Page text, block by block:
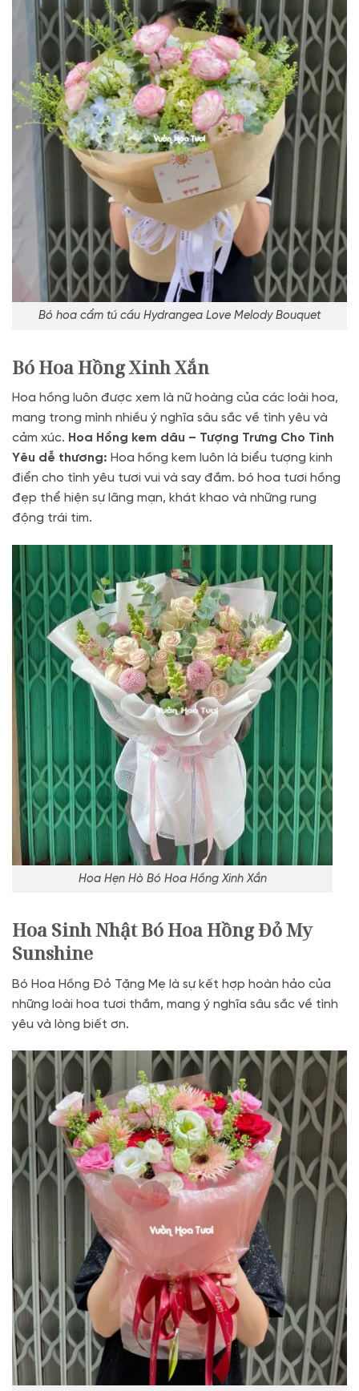
Bó hoa cẩm tú cầu Hydrangea Love Melody Bouquet
Bó Hoa Hồng Xinh Xắn
Hoa hồng luôn được xem là nữ hoàng của các loài hoa,
mang trong mình nhiều ý nghĩa sâu sắc về tình yêu và
cảm xúc. Hoa Hồng kem dâu – Tượng Trưng Cho Tình
Yêu dễ thương: Hoa hồng kem luôn là biểu tượng kinh
điển cho tình yêu tươi vui và say đắm. bó hoa tươi hồng
đẹp thể hiện sự lãng mạn, khát khao và những rung
động trái tim.
Hoa Hẹn Hò Bó Hoa Hồng Xinh Xắn
Hoa Sinh Nhật Bó Hoa Hồng Đỏ My
Sunshine
Bó Hoa Hồng Đỏ Tặng Mẹ là sự kết hợp hoàn hảo của
những loài hoa tươi thắm, mang ý nghĩa sâu sắc về tình
yêu và lòng biết ơn.